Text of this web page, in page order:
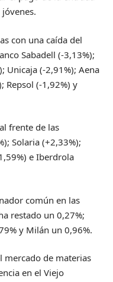
con una caída del
Sabadell (-3,13%);
Unicaja (-2,91%); Aena
Repsol (-1,92%) y
frente de las
Solaria (+2,33%);
e Iberdrola
común en las
restado un 0,27%;
y Milán un 0,96%.
mercado de materias
en el Viejo